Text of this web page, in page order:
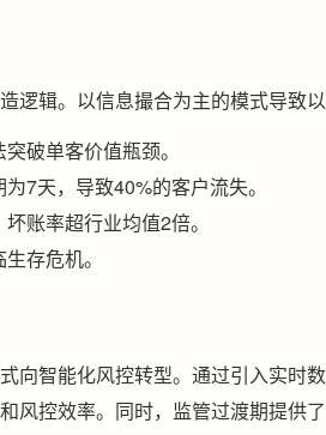
辑。以信息撮合为主的模式导致以
破单客价值瓶颈。
7天，导致40%的客户流失。
账率超行业均值2倍。
存危机。
向智能化风控转型。通过引入实时
风控效率。同时，监管过渡期提供